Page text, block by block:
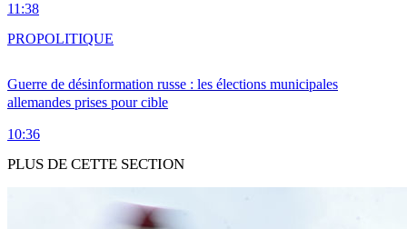
11:38
Guerre de désinformation russe : les élections municipales
allemandes prises pour cible
10:36
PROPOLITIQUE
PLUS DE CETTE SECTION